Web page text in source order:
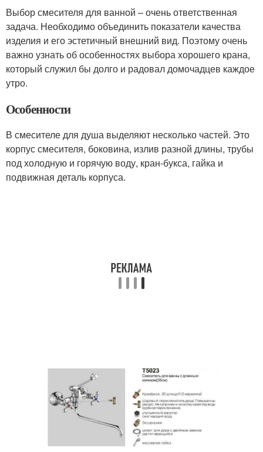
Выбор смесителя для ванной – очень ответственная
задача. Необходимо объединить показатели качества
изделия и его эстетичный внешний вид. Поэтому очень
важно узнать об особенностях выбора хорошего крана,
который служил бы долго и радовал домочадцев каждое
утро.
Особенности
В смесителе для душа выделяют несколько частей. Это
корпус смесителя, боковина, излив разной длины, трубы
под холодную и горячую воду, кран-букса, гайка и
подвижная деталь корпуса.